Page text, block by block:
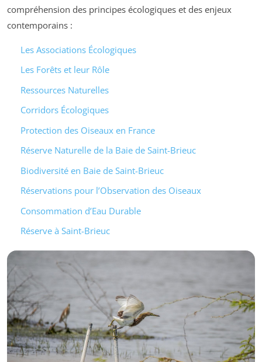
compréhension des principes écologiques et des enjeux
contemporains :
Les Associations Écologiques
Les Forêts et leur Rôle
Ressources Naturelles
Corridors Écologiques
Protection des Oiseaux en France
Réserve Naturelle de la Baie de Saint-Brieuc
Biodiversité en Baie de Saint-Brieuc
Réservations pour l’Observation des Oiseaux
Consommation d’Eau Durable
Réserve à Saint-Brieuc